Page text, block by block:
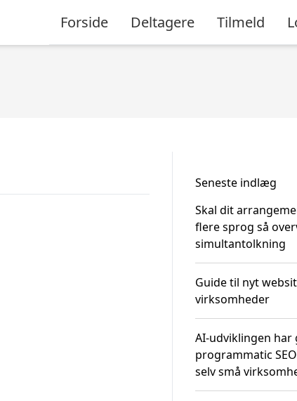
Forside Deltagere Tilmeld
Seneste indlæg
Skal dit
flere sprog så
simultantolkning
Guide til nyt
virksomheder
AI-udviklingen har
programmatic
selv små